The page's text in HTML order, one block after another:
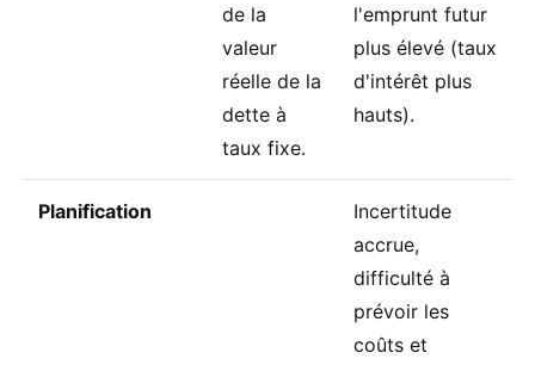
de la
valeur
réelle de la
dette à
taux fixe.
l'emprunt futur
plus élevé (taux
d'intérêt plus
hauts).
Planification
Incertitude
accrue,
difficulté à
prévoir les
coûts et